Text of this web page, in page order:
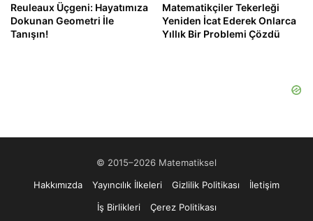
Reuleaux Üçgeni: Hayatımıza
Dokunan Geometri İle
Tanışın!
Matematikçiler Tekerleği
Yeniden İcat Ederek Onlarca
Yıllık Bir Problemi Çözdü
© 2015–2026 Matematiksel
Hakkımızda
Yayıncılık İlkeleri Gizlilik Politikası
İletişim
İş Birlikleri
Çerez Politikası